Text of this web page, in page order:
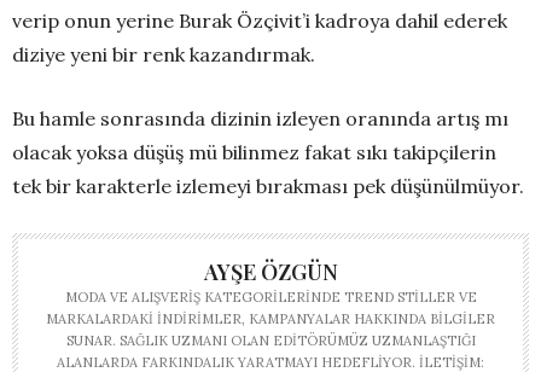
verip onun yerine Burak Özçivit’i kadroya dahil ederek
diziye yeni bir renk kazandırmak.
Bu hamle sonrasında dizinin izleyen oranında artış mı
olacak yoksa düşüş mü bilinmez fakat sıkı takipçilerin
tek bir karakterle izlemeyi bırakması pek düşünülmüyor.
AYŞE ÖZGÜN
MODA VE ALIŞVERIŞ KATEGORILERINDE TREND STILLER VE
MARKALARDAKI INDIRIMLER, KAMPANYALAR HAKKINDA BILGILER
SUNAR. SAĞLIK UZMANI OLAN EDITÖRÜMÜZ UZMANLAŞTIĞI
ALANLARDA FARKINDALIK YARATMAYI HEDEFLIYOR. İLETIŞIM: